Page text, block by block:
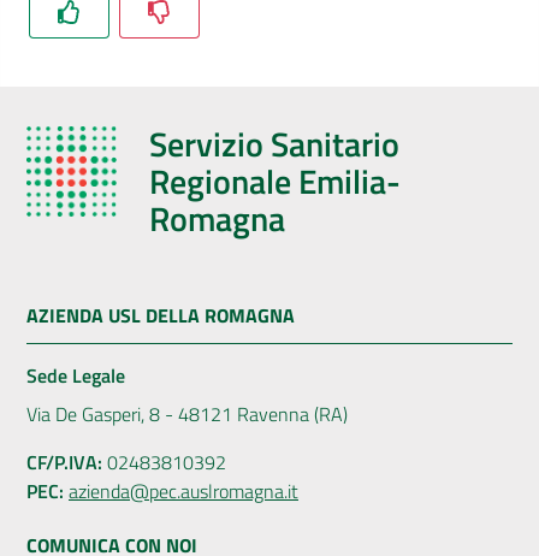
Servizio Sanitario
Regionale Emilia-
Romagna
AZIENDA USL DELLA ROMAGNA
Sede Legale
Via De Gasperi, 8 - 48121 Ravenna (RA)
CF/P.IVA: 02483810392
PEC: azienda@pec.auslromagna.it
COMUNICA CON NOI